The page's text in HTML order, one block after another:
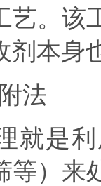
艺。该
剂本身
法
就是
等）来